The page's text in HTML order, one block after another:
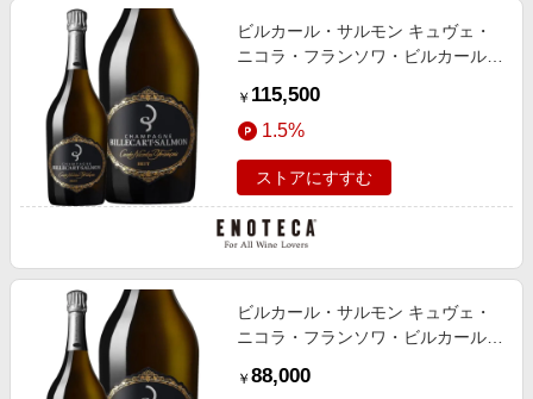
ビルカール・サルモン キュヴェ・
ニコラ・フランソワ・ビルカール
￥ 115,500
1.5%
ストアにすすむ
ビルカール・サルモン キュヴェ・
ニコラ・フランソワ・ビルカール
￥ 88,000